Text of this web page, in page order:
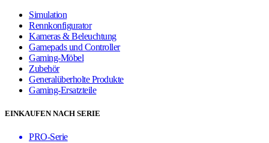
Simulation
Rennkonfigurator
Kameras & Beleuchtung
Gamepads und Controller
Gaming-Möbel
Zubehör
Generalüberholte Produkte
Gaming-Ersatzteile
EINKAUFEN NACH SERIE
PRO-Serie